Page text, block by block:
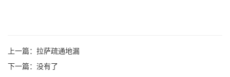
上一篇： 拉萨疏通地漏
下一篇：没有了